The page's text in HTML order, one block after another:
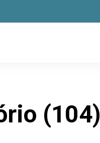
(104)